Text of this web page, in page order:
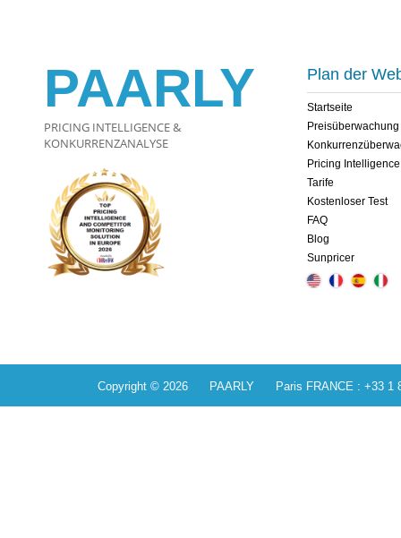
PAARLY
PRICING INTELLIGENCE &
KONKURRENZANALYSE
Plan der
Startseite
Preisüberwachung
Pricing Intelligence
Tarife
Kostenloser Test
FAQ
Blog
Sunpricer
Copyright © 2026 PAARLY Paris FRANCE : +33 1